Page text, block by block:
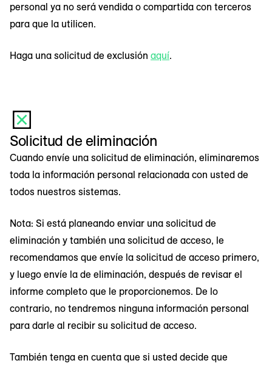
personal ya no será vendida o compartida con terceros
para que la utilicen.
Haga una solicitud de exclusión aquí.
Solicitud de eliminación
Cuando envíe una solicitud de eliminación, eliminaremos
toda la información personal relacionada con usted de
todos nuestros sistemas.
Nota: Si está planeando enviar una solicitud de
eliminación y también una solicitud de acceso, le
recomendamos que envíe la solicitud de acceso primero,
y luego envíe la de eliminación, después de revisar el
informe completo que le proporcionemos. De lo
contrario, no tendremos ninguna información personal
para darle al recibir su solicitud de acceso.
También tenga en cuenta que si usted decide que